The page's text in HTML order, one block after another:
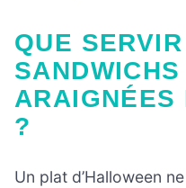
QUE SERVIR AVEC LES
SANDWICHS
ARAIGNÉES
?
Un plat d’Halloween